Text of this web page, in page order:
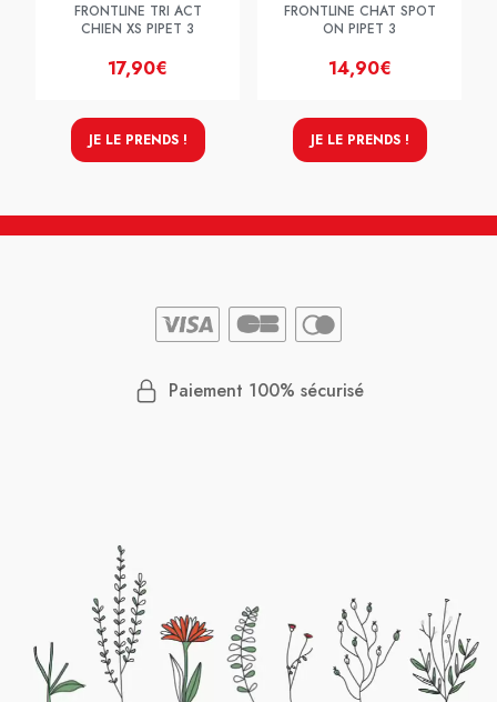
FRONTLINE TRI ACT
CHIEN XS PIPET 3
17,90€
JE LE PRENDS !
FRONTLINE CHAT SPOT
ON PIPET 3
14,90€
JE LE PRENDS !
Paiement 100% sécurisé